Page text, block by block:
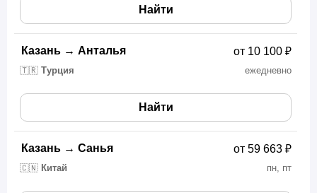
Найти
Казань → Анталья
🇹🇷 Турция ежедневно
от 10 100 ₽
Найти
Казань → Санья
🇨🇳 Китай пн, пт
от 59 663 ₽